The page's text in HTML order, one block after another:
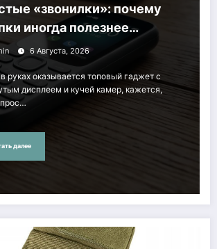
«звонилки»: почему
иногда полезнее
флагмана
6 Августа, 2026
руках оказывается топовый гаджет с
дисплеем и кучей камер, кажется,
далее